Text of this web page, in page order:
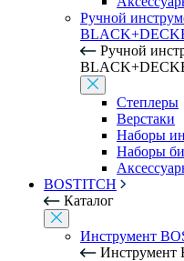
Ручной
Ручной
Степлеры
Верстаки
Наборы
Наборы
BOSTITCH
Каталог
Инструмент
Инструмент